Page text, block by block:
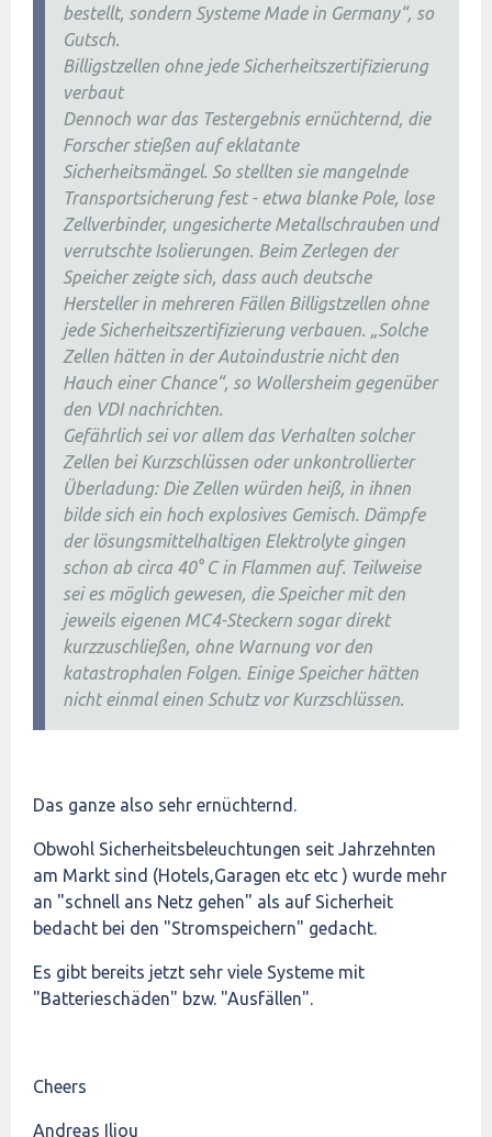
bestellt, sondern Systeme Made in Germany“, so
Gutsch.
Billigstzellen ohne jede Sicherheitszertifizierung
verbaut
Dennoch war das Testergebnis ernüchternd, die
Forscher stießen auf eklatante
Sicherheitsmängel. So stellten sie mangelnde
Transportsicherung fest - etwa blanke Pole, lose
Zellverbinder, ungesicherte Metallschrauben und
verrutschte Isolierungen. Beim Zerlegen der
Speicher zeigte sich, dass auch deutsche
Hersteller in mehreren Fällen Billigstzellen ohne
jede Sicherheitszertifizierung verbauen. „Solche
Zellen hätten in der Autoindustrie nicht den
Hauch einer Chance“, so Wollersheim gegenüber
den VDI nachrichten.
Gefährlich sei vor allem das Verhalten solcher
Zellen bei Kurzschlüssen oder unkontrollierter
Überladung: Die Zellen würden heiß, in ihnen
bilde sich ein hoch explosives Gemisch. Dämpfe
der lösungsmittelhaltigen Elektrolyte gingen
schon ab circa 40° C in Flammen auf. Teilweise
sei es möglich gewesen, die Speicher mit den
jeweils eigenen MC4-Steckern sogar direkt
kurzzuschließen, ohne Warnung vor den
katastrophalen Folgen. Einige Speicher hätten
nicht einmal einen Schutz vor Kurzschlüssen.
Das ganze also sehr ernüchternd.
Obwohl Sicherheitsbeleuchtungen seit Jahrzehnten
am Markt sind (Hotels,Garagen etc etc ) wurde mehr
an "schnell ans Netz gehen" als auf Sicherheit
bedacht bei den "Stromspeichern" gedacht.
Es gibt bereits jetzt sehr viele Systeme mit
"Batterieschäden" bzw. "Ausfällen".
Cheers
Andreas Iliou